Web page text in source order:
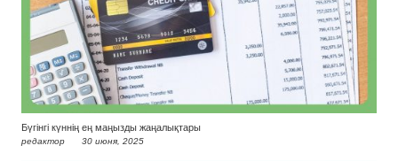
Бүгінгі күннің ең маңызды жаңалықтары
редактор 30 июня, 2025